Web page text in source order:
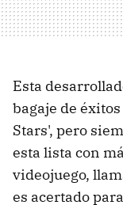
Esta
bagaje de
Stars', pero
esta lista con
videojuego,
es acertado